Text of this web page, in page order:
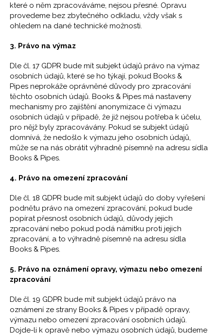
které o něm zpracováváme, nejsou přesné. Opravu
provedeme bez zbytečného odkladu, vždy však s
ohledem na dané technické možnosti.
3. Právo na výmaz
Dle čl. 17 GDPR bude mít subjekt údajů právo na výmaz
osobních údajů, které se ho týkají, pokud Books &
Pipes neprokáže oprávněné důvody pro zpracování
těchto osobních údajů. Books & Pipes má nastaveny
mechanismy pro zajištění anonymizace či výmazu
osobních údajů v případě, že již nejsou potřeba k účelu,
pro nějž byly zpracovávány. Pokud se subjekt údajů
domnívá, že nedošlo k výmazu jeho osobních údajů,
může se na nás obrátit výhradně písemně na adresu sídla
Books & Pipes.
4. Právo na omezení zpracování
Dle čl. 18 GDPR bude mít subjekt údajů do doby vyřešení
podnětu právo na omezení zpracování, pokud bude
popírat přesnost osobních údajů, důvody jejich
zpracování nebo pokud podá námitku proti jejich
zpracování, a to výhradně písemně na adresu sídla
Books & Pipes.
5. Právo na oznámení opravy, výmazu nebo omezení
zpracování
Dle čl. 19 GDPR bude mít subjekt údajů právo na
oznámení ze strany Books & Pipes v případě opravy,
výmazu nebo omezení zpracování osobních údajů.
Dojde-li k opravě nebo výmazu osobních údajů, budeme